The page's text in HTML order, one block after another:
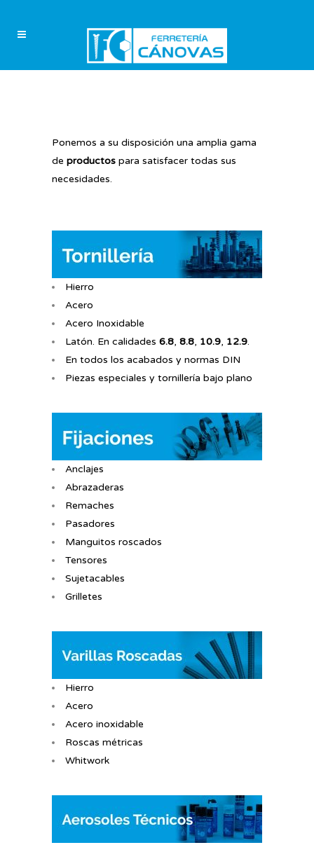
Ponemos a su disposición una amplia gama
de productos para satisfacer todas sus
necesidades.
Hierro
Acero
Acero Inoxidable
Latón. En calidades 6.8, 8.8, 10.9, 12.9.
En todos los acabados y normas DIN
Piezas especiales y tornillería bajo plano
Anclajes
Abrazaderas
Remaches
Pasadores
Manguitos roscados
Tensores
Sujetacables
Grilletes
Hierro
Acero
Acero inoxidable
Roscas métricas
Whitwork